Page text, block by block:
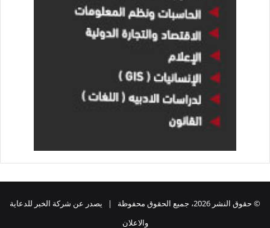
© حقوق النشر 2026، جميع الحقوق محفوظة | يصدر عن شركة الخبر للدعاية
والاعلان